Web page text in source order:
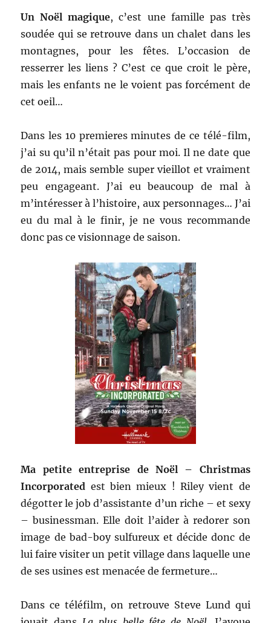
Un Noël magique, c’est une famille pas très
soudée qui se retrouve dans un chalet dans les
montagnes, pour les fêtes. L’occasion de
resserrer les liens ? C’est ce que croit le père,
mais les enfants ne le voient pas forcément de
cet oeil…
Dans les 10 premieres minutes de ce télé-film,
j’ai su qu’il n’était pas pour moi. Il ne date que
de 2014, mais semble super vieillot et vraiment
peu engageant. J’ai eu beaucoup de mal à
m’intéresser à l’histoire, aux personnages… J’ai
eu du mal à le finir, je ne vous recommande
donc pas ce visionnage de saison.
Ma petite entreprise de Noël – Christmas
Incorporated est bien mieux ! Riley vient de
dégotter le job d’assistante d’un riche – et sexy
– businessman. Elle doit l’aider à redorer son
image de bad-boy sulfureux et décide donc de
lui faire visiter un petit village dans laquelle une
de ses usines est menacée de fermeture…
Dans ce téléfilm, on retrouve Steve Lund qui